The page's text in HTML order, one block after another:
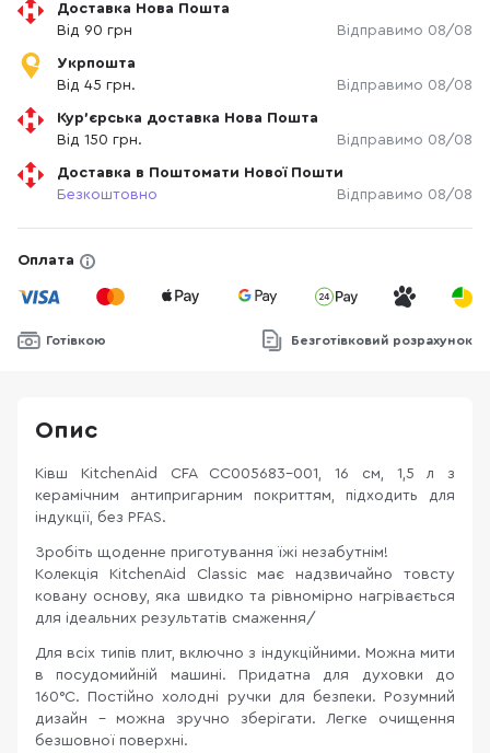
Доставка Нова Пошта
Від 90 грн
Відправимо 08/08
Укрпошта
Від 45 грн.
Відправимо 08/08
Кур'єрська доставка Нова Пошта
Від 150 грн.
Відправимо 08/08
Доставка в Поштомати Нової Пошти
Безкоштовно
Відправимо 08/08
Оплата
Готівкою Безготівковий розрахунок
Опис
Ківш KitchenAid CFA CC005683-001, 16 см, 1,5 л з
керамічним антипригарним покриттям, підходить для
індукції, без PFAS.
Зробіть щоденне приготування їжі незабутнім!
Колекція KitchenAid Classic має надзвичайно товсту
ковану основу, яка швидко та рівномірно нагрівається
для ідеальних результатів смаження/
Для всіх типів плит, включно з індукційними. Можна мити
в посудомийній машині. Придатна для духовки до
160°C. Постійно холодні ручки для безпеки. Розумний
дизайн - можна зручно зберігати. Легке очищення
безшовної поверхні.